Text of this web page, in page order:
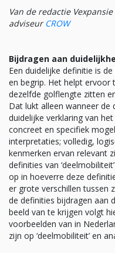
Van de redactie
adviseurCROW
Bijdragen aan
Een duidelijke definitie is
en begrip. Het helpt ervoor
dezelfde golflengte zitten
Dat lukt alleen wanneer de
duidelijke verklaring van het
concreet en specifiek
interpretaties; volledig,
kenmerken ervan relevant
definities van
op in hoeverre deze
er grote verschillen tussen
de definities bijdragen aan
beeld van te krijgen volgt
voorbeelden van in
zijn op ‘deelmobiliteit’ en